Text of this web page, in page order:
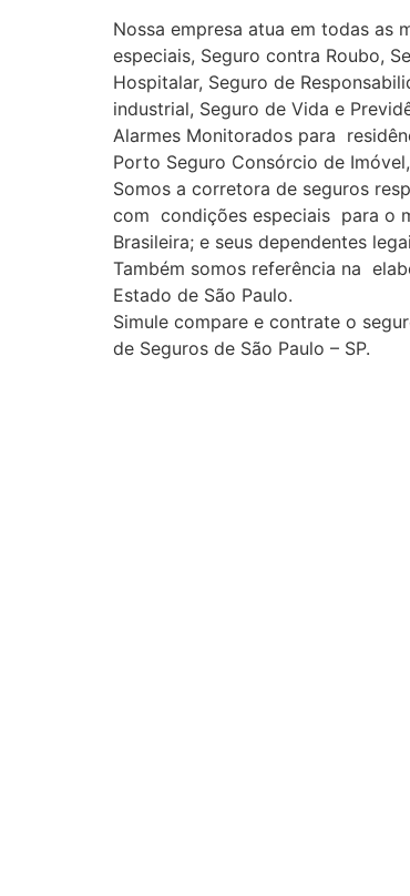
Nossa empresa atua em todas as
especiais, Seguro contra Roubo,
Hospitalar, Seguro de
industrial, Seguro de Vida e
Alarmes Monitorados para
Porto Seguro Consórcio de
Somos a corretora de seguros
com condições especiais para o
Brasileira; e seus dependentes
Também somos referência na
Estado de São Paulo.
Simule compare e contrate o
de Seguros de São Paulo – SP.